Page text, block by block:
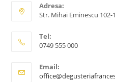
Adresa:
Str. Mihai Eminescu
Tel:
0749 555 000
Email: